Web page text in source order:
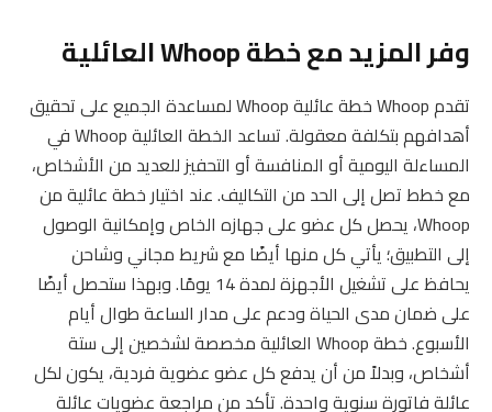
وفر المزيد مع خطة Whoop العائلية
تقدم Whoop خطة عائلية Whoop لمساعدة الجميع على تحقيق
أهدافهم بتكلفة معقولة. تساعد الخطة العائلية Whoop في
المساءلة اليومية أو المنافسة أو التحفيز للعديد من الأشخاص،
مع خطط تصل إلى الحد من التكاليف. عند اختيار خطة عائلية من
Whoop، يحصل كل عضو على جهازه الخاص وإمكانية الوصول
إلى التطبيق؛ يأتي كل منها أيضًا مع شريط مجاني وشاحن
يحافظ على تشغيل الأجهزة لمدة 14 يومًا. وبهذا ستحصل أيضًا
على ضمان مدى الحياة ودعم على مدار الساعة طوال أيام
الأسبوع. خطة Whoop العائلية مخصصة لشخصين إلى ستة
أشخاص، وبدلاً من أن يدفع كل عضو عضوية فردية، يكون لكل
عائلة فاتورة سنوية واحدة. تأكد من مراجعة عضويات عائلة